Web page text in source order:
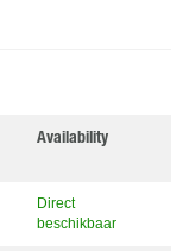
Availability
Direct
beschikbaar